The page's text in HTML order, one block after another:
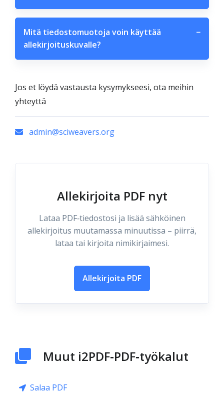
Mitä tiedostomuotoja voin käyttää
allekirjoituskuvalle?
−
Jos et löydä vastausta kysymykseesi, ota meihin
yhteyttä
admin@sciweavers.org
Allekirjoita PDF nyt
Lataa PDF‑tiedostosi ja lisää sähköinen
allekirjoitus muutamassa minuutissa – piirrä,
lataa tai kirjoita nimikirjaimesi.
Allekirjoita PDF
Muut i2PDF‑PDF‑työkalut
Salaa PDF